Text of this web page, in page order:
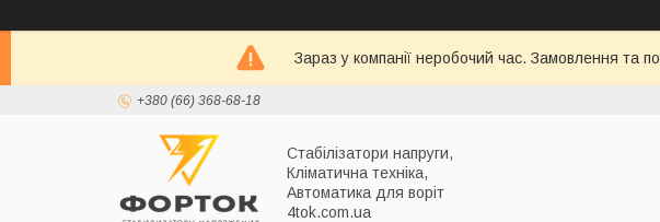
Зараз у компанії неробочий час. Замовлення та
+380 (66) 368-68-18
Стабілізатори напруги,
Кліматична техніка,
Автоматика для воріт
4tok.com.ua